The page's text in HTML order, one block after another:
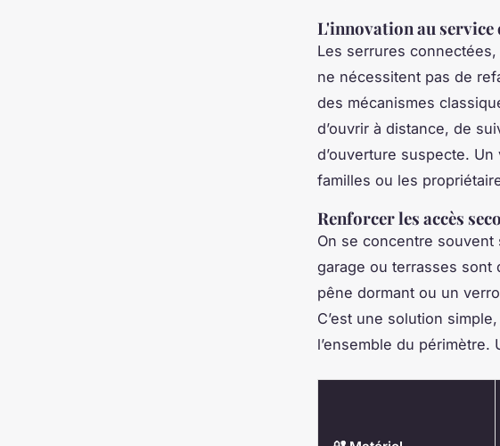
L'innovation au
Les serrures
ne nécessitent pas de
des mécanismes
d’ouvrir à distance, de
d’ouverture suspecte. Un
familles ou les
Renforcer les accès
On se concentre souvent
garage ou terrasses sont
pêne dormant ou un
C’est une solution
l’ensemble du périmètre.